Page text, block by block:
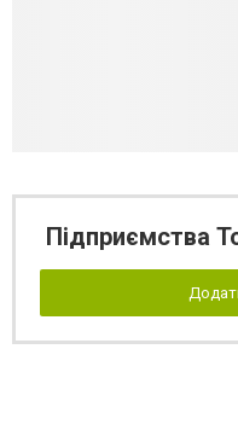
Підприємства